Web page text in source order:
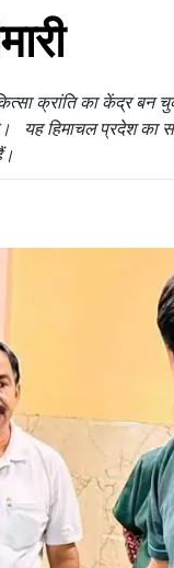
क्रांति का केंद्र
यह हिमाचल प्रदेश का